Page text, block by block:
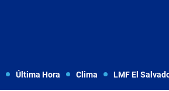
Última Hora Clima LMF El